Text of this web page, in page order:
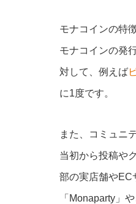
モナコインの特
モナコインの発
対して、例えば
に1度です。
また、コミュニ
当初から投稿や
部の実店舗やEC
「Monaparty」